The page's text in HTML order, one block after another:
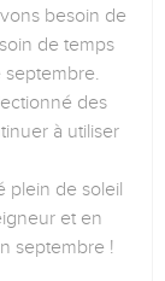
besoin de
de temps
septembre.
des
à utiliser
plein de soleil
et en
septembre !